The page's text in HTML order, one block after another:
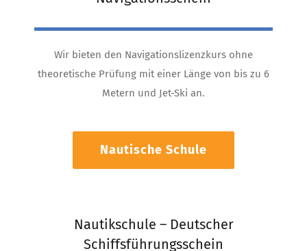
Wir bieten den Navigationslizenzkurs ohne
theoretische Prüfung mit einer Länge von bis zu 6
Metern und Jet-Ski an.
Nautische Schule
Nautikschule – Deutscher
Schiffsführungsschein